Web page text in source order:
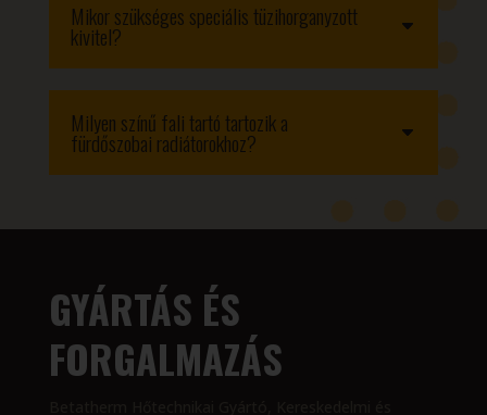
Mikor szükséges speciális tüzihorganyzott
kivitel?
Milyen színű fali tartó tartozik a
fürdőszobai radiátorokhoz?
GYÁRTÁS ÉS
FORGALMAZÁS